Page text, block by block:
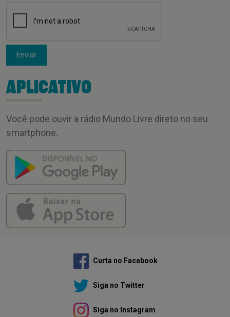
Enviar
APLICATIVO
Você pode ouvir a rádio Mundo Livre direto no seu
smartphone.
Curta no Facebook
Siga no Twitter
Siga no Instagram